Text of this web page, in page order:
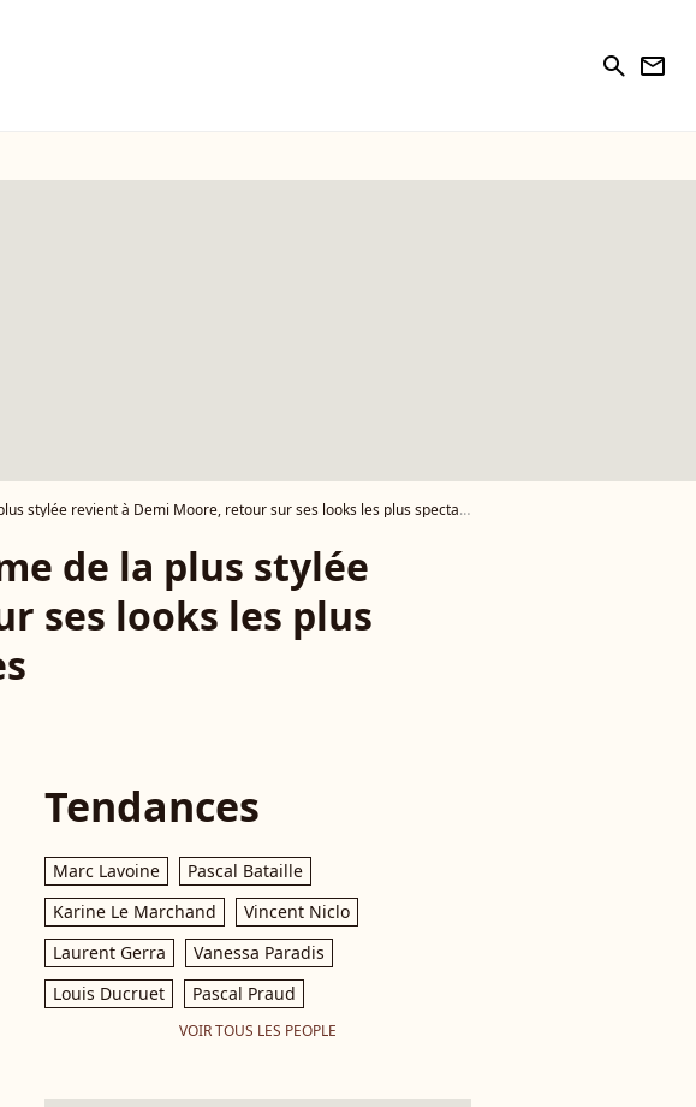
search newsletter
stylée revient à Demi Moore, retour sur ses looks les plus spectaculaires
de la plus stylée
ses looks les plus
Tendances
Marc Lavoine
Pascal Bataille
Karine Le Marchand
Vincent Niclo
Laurent Gerra
Vanessa Paradis
Louis Ducruet
Pascal Praud
VOIR TOUS LES PEOPLE